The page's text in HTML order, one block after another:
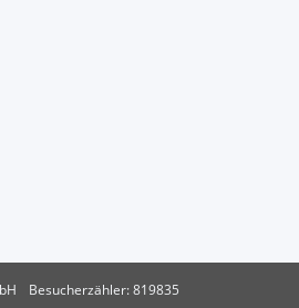
Besucherzähler: 819835